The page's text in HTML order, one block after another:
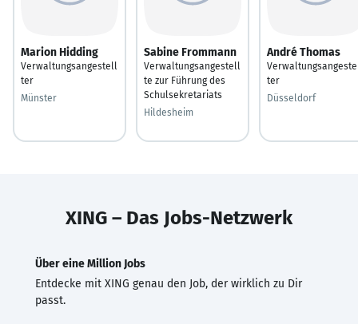
Marion Hidding
Verwaltungsangestell
ter
Münster
Sabine Frommann
Verwaltungsangestell
te zur Führung des
Schulsekretariats
Hildesheim
André Thomas
ter
Düsseldorf
XING – Das Jobs-Netzwerk
Über eine Million Jobs
Entdecke mit XING genau den Job, der wirklich zu Dir
passt.